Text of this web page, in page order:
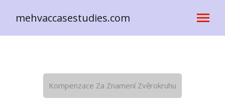
mehvaccasestudies.com
Kompenzace Za Znamení Zvěrokruhu